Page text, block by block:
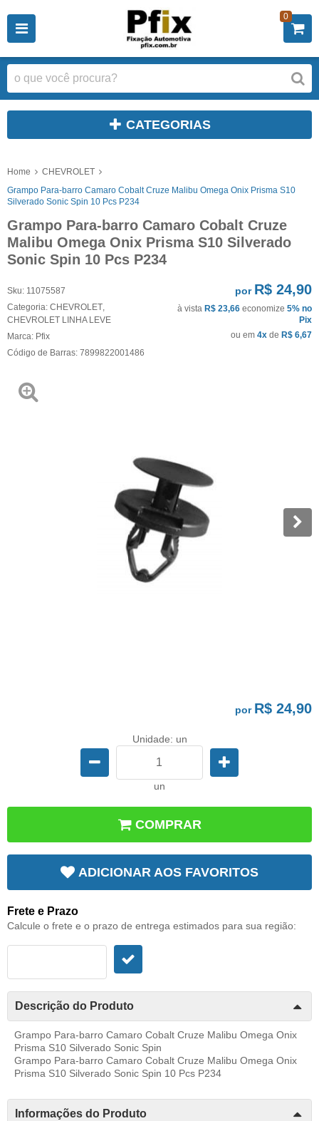
0
CATEGORIAS
Home
CHEVROLET
Grampo Para-barro Camaro Cobalt Cruze Malibu Omega Onix Prisma S10
Silverado Sonic Spin 10 Pcs P234
Grampo Para-barro Camaro Cobalt Cruze
Malibu Omega Onix Prisma S10 Silverado
Sonic Spin 10 Pcs P234
Sku: 11075587
Categoria: CHEVROLET
CHEVROLET LINHA LEVE
Marca: Pfix
Código de Barras: 7899822001486
por R$ 24,90
à vista R$ 23,66 economize 5% no
Pix
ou em 4x de R$ 6,67
por R$ 24,90
Unidade: un
un
COMPRAR
ADICIONAR AOS FAVORITOS
Frete e Prazo
Calcule o frete e o prazo de entrega estimados para sua região:
Descrição do Produto
Grampo Para-barro Camaro Cobalt Cruze Malibu Omega Onix
Prisma S10 Silverado Sonic Spin
Grampo Para-barro Camaro Cobalt Cruze Malibu Omega Onix
Prisma S10 Silverado Sonic Spin 10 Pcs P234
Informações do Produto